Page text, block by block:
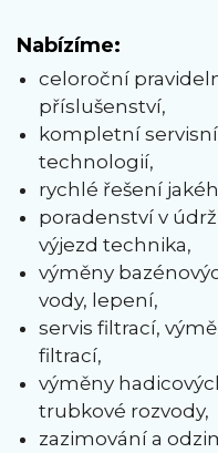
Nabízíme:
celoroční
příslušenství,
kompletní
technologií,
rychlé řešení
poradenství v
výjezd technika,
výměny
vody, lepení,
servis filtrací,
filtrací,
výměny
trubkové rozvody,
zazimování a